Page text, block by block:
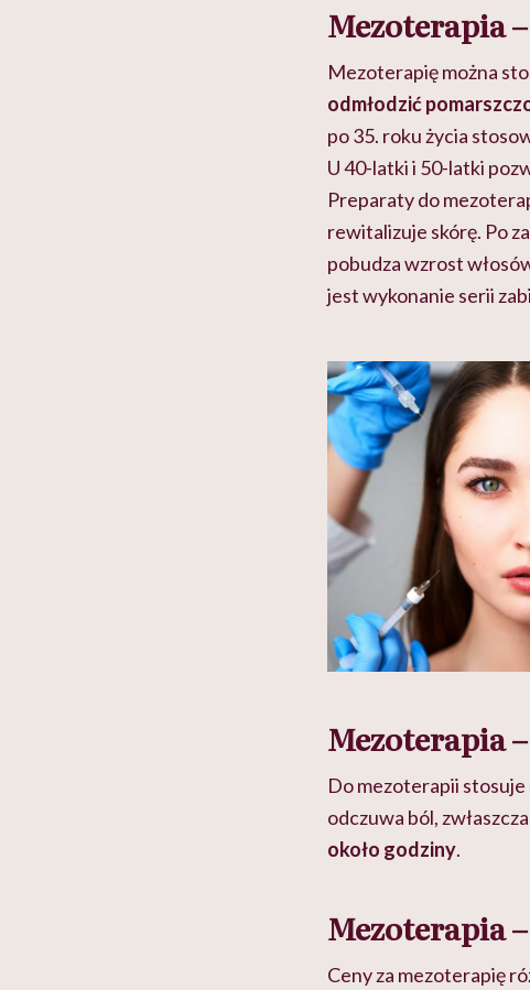
Mezoterapia
Mezoterapię można
odmłodzić
po 35. roku życia
U 40-latki i 50-latki
Preparaty do
rewitalizuje skórę. Po
pobudza wzrost
jest wykonanie serii
Mezoterapia
Do mezoterapii stosuje
odczuwa ból,
około godziny.
Mezoterapia
Ceny za mezoterapię